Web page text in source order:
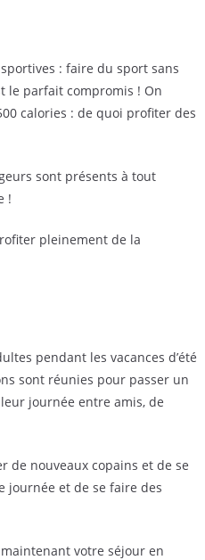
: faire du sport sans
le parfait compromis ! On
calories : de quoi profiter des
sont présents à tout
!
pleinement de la
pendant les vacances d’été
sont réunies pour passer un
journée entre amis, de
de nouveaux copains et de se
journée et de se faire des
votre séjour en